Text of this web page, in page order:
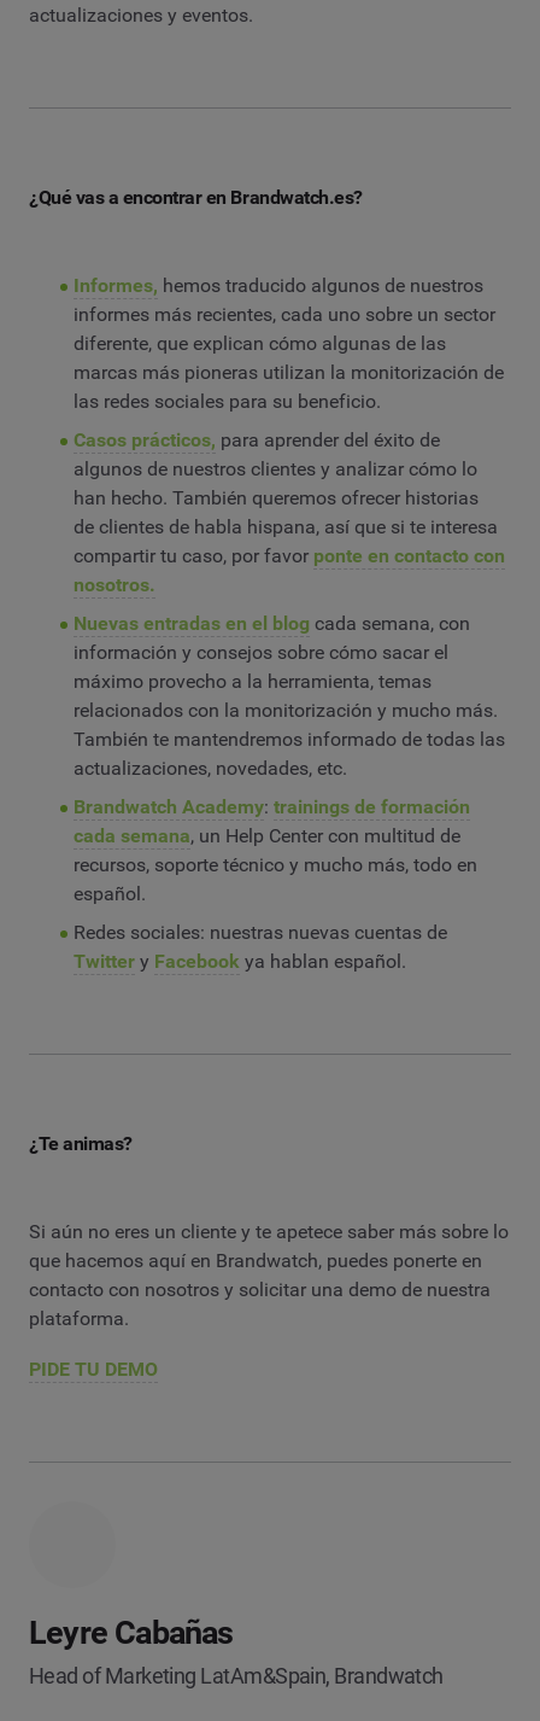
actualizaciones y eventos.
¿Qué vas a encontrar en Brandwatch.es?
Informes, hemos traducido algunos de nuestros
informes más recientes, cada uno sobre un sector
diferente, que explican cómo algunas de las
marcas más pioneras utilizan la monitorización de
las redes sociales para su beneficio.
Casos prácticos, para aprender del éxito de
algunos de nuestros clientes y analizar cómo lo
han hecho. También queremos ofrecer historias
de clientes de habla hispana, así que si te interesa
compartir tu caso, por favor ponte en contacto con
nosotros.
Nuevas entradas en el blog cada semana, con
información y consejos sobre cómo sacar el
máximo provecho a la herramienta, temas
relacionados con la monitorización y mucho más.
También te mantendremos informado de todas las
actualizaciones, novedades, etc.
Brandwatch Academy: trainings de formación
cada semana, un Help Center con multitud de
recursos, soporte técnico y mucho más, todo en
español.
Redes sociales: nuestras nuevas cuentas de
Twittery Facebook ya hablan español.
¿Te animas?
Si aún no eres un cliente y te apetece saber más sobre lo
que hacemos aquí en Brandwatch, puedes ponerte en
contacto con nosotros y solicitar una demo de nuestra
plataforma.
PIDE TU DEMO
Leyre Cabañas
Head of Marketing LatAm&Spain, Brandwatch